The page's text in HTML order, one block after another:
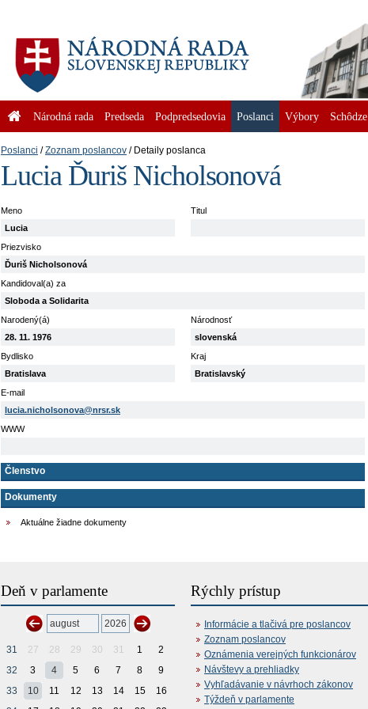
Národná rada Predseda Podpredsedovia Poslanci Výbory Schôdze
Poslanci Zoznam poslancov Detaily poslanca
Lucia Ďuriš Nicholsonová
Meno
Lucia
Titul
Priezvisko
Ďuriš Nicholsonová
Kandidoval(a) za
Sloboda a Solidarita
Narodený(á)
28. 11. 1976
Národnosť
slovenská
Bydlisko
Bratislava
Kraj
Bratislavský
E-mail
lucia.nicholsonova@nrsr.sk
WWW
Členstvo
Dokumenty
Aktuálne žiadne dokumenty
Deň v parlamente
31 27 28 29 30 31 1
2
32
3 4 5 6 7 8
9
33
10 11 12 13 14 15
16
Rýchly prístup
Informácie a tlačivá pre poslancov
Zoznam poslancov
Oznámenia verejných funkcionárov
Návštevy a prehliadky
Vyhľadávanie v návrhoch zákonov
Týždeň v parlamente